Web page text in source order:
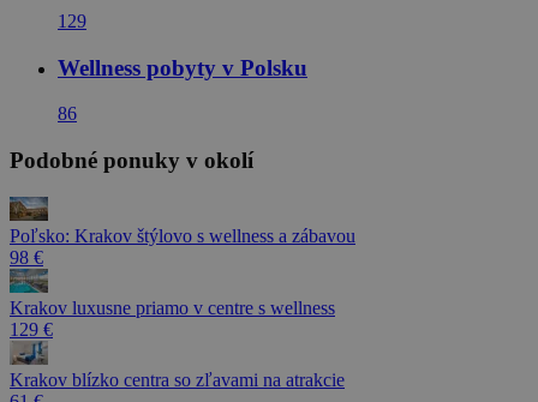
129
Wellness pobyty v Polsku
86
Podobné ponuky v okolí
Poľsko: Krakov štýlovo s wellness a zábavou
98 €
Krakov luxusne priamo v centre s wellness
129 €
Krakov blízko centra so zľavami na atrakcie